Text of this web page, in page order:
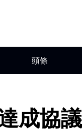
頭條
成協